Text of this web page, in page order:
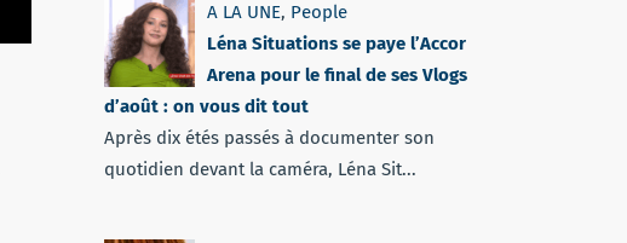
A LA UNE, People
Léna Situations se paye l’Accor
Arena pour le final de ses Vlogs
d’août : on vous dit tout
Après dix étés passés à documenter son
quotidien devant la caméra, Léna Sit...